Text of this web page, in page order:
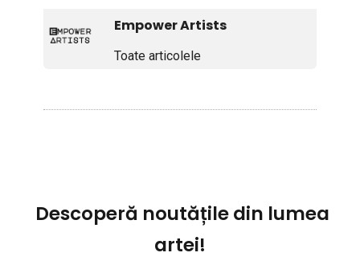
Empower Artists
Toate articolele
Descoperă noutățile din lumea
artei!